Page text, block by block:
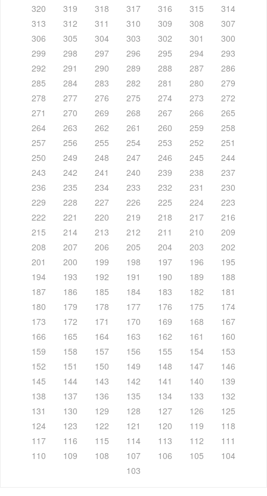
320
319 318 317 316 315
314
313
312 311 310 309 308
307
306
305 304 303 302 301
300
299
298 297 296 295 294
293
292
291 290 289 288 287
286
285
284 283 282 281 280
279
278
277 276 275 274 273
272
271
270 269 268 267 266
265
264
263 262 261 260 259
258
257
256 255 254 253 252
251
250
249 248 247 246 245
244
243
242 241 240 239 238
237
236
235 234 233 232 231
230
229
228 227 226 225 224
223
222
221 220 219 218 217
216
215
214 213 212 211 210
209
208
207 206 205 204 203
202
201
200 199 198 197 196
195
194
193 192 191 190 189
188
187
186 185 184 183 182
181
180
179 178 177 176 175
174
173
172 171 170 169 168
167
166
165 164 163 162 161
160
159
158 157 156 155 154
153
152
151 150 149 148 147
146
145
144 143 142 141 140
139
138
137 136 135 134 133
132
131
130 129 128 127 126
125
124
123 122 121 120 119
118
117
116 115 114 113 112
111
110
109 108 107 106 105
104
103